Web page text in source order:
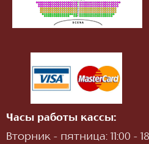
Часы работы кассы:
Вторник - пятница: 11:00 -